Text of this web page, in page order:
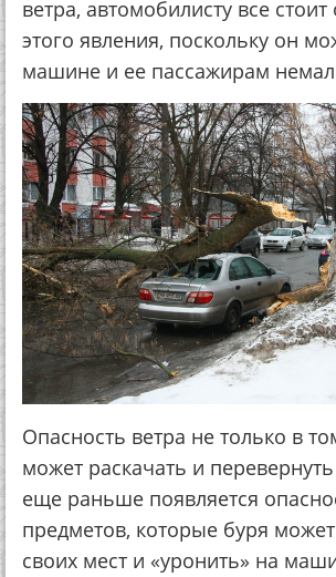
ветра, автомобилисту все стоит
этого явления, поскольку он
машине и ее пассажирам
Опасность ветра не только в
может раскачать и
еще раньше появляется
предметов, которые буря
своих мест и «уронить» на